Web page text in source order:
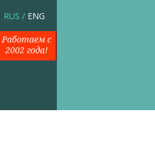
RUS / ENG
Работаем с
2002 года!